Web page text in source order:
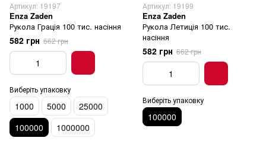
Артикул: 19197
Enza Zaden
Рукола Грація 100 тис. насіння
582 грн 662 грн
Виберіть упаковку
1000 5000
25000
100000
1000000
Артикул: 19199
Enza Zaden
Рукола Летиція 100 тис.
насіння
582 грн 662 грн
Виберіть упаковку
100000